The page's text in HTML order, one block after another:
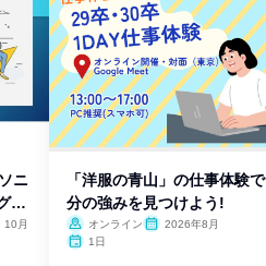
ニ
ラ
10月
「洋服の青山」の仕事体験
分の強みを見つけよう!
オンライン
2026年8月
1日